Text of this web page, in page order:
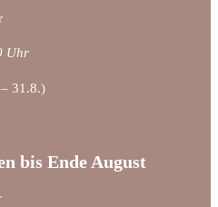
Uhr
31.8.)
bis Ende August